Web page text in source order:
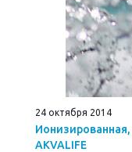
24 октября 2014
AKVALIFE